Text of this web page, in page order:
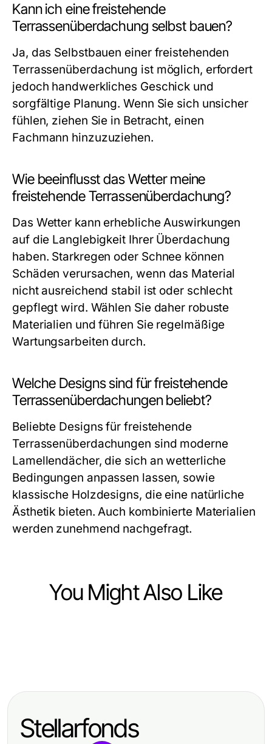
Kann ich eine freistehende
Terrassenüberdachung selbst bauen?
Ja, das Selbstbauen einer freistehenden
Terrassenüberdachung ist möglich, erfordert
jedoch handwerkliches Geschick und
sorgfältige Planung. Wenn Sie sich unsicher
fühlen, ziehen Sie in Betracht, einen
Fachmann hinzuzuziehen.
Wie beeinflusst das Wetter meine
freistehende Terrassenüberdachung?
Das Wetter kann erhebliche Auswirkungen
auf die Langlebigkeit Ihrer Überdachung
haben. Starkregen oder Schnee können
Schäden verursachen, wenn das Material
nicht ausreichend stabil ist oder schlecht
gepflegt wird. Wählen Sie daher robuste
Materialien und führen Sie regelmäßige
Wartungsarbeiten durch.
Welche Designs sind für freistehende
Terrassenüberdachungen beliebt?
Beliebte Designs für freistehende
Terrassenüberdachungen sind moderne
Lamellendächer, die sich an wetterliche
Bedingungen anpassen lassen, sowie
klassische Holzdesigns, die eine natürliche
Ästhetik bieten. Auch kombinierte Materialien
werden zunehmend nachgefragt.
You Might Also Like
Schiebetore für anspruchsvolle
Getestete Carport Methoden:
Schutz 2026
Stellarfonds